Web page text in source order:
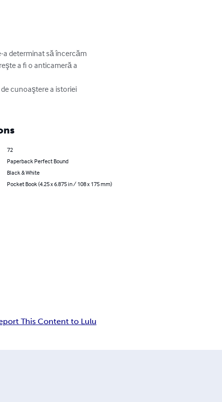
a determinat să încercăm
a fi o anticameră a
72
Paperback Perfect Bound
Black & White
Pocket Book (4.25 x 6.875 in / 108 x 175 mm)
This Content to Lulu